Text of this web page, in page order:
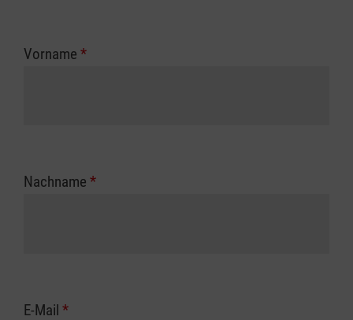
Vorname *
Nachname *
E-Mail *